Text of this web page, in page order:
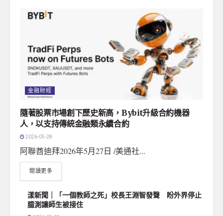
金融財經
隨著股票市場創下歷史新高，Bybit升級合約機器
人，以支持傳統金融類永續合約
2026-05-28
阿聯酋迪拜2026年5月27日 /美通社...
閱讀更多
漾新聞｜「一個教師之死」校長王淵智發聲 盼外界停止
臆測讓師生被接住